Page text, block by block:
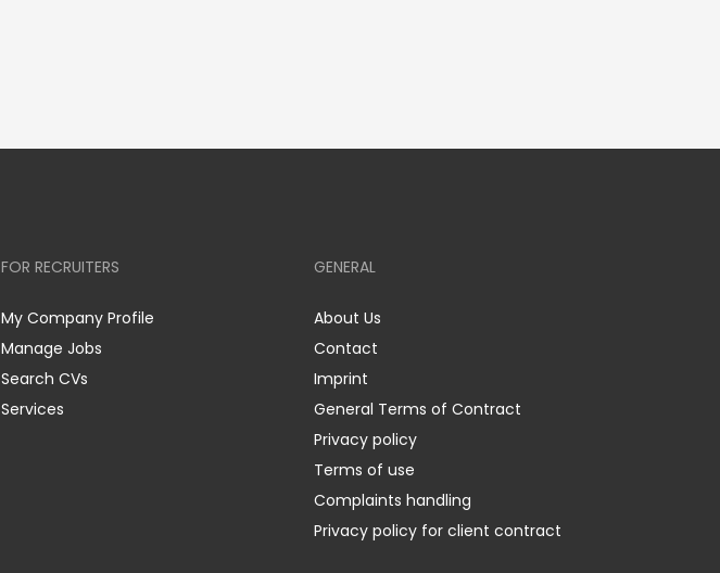
FOR RECRUITERS
My Company Profile
Manage Jobs
Search CVs
Services
GENERAL
About Us
Contact
Imprint
General Terms of Contract
Privacy policy
Terms of use
Complaints handling
Privacy policy for client contract